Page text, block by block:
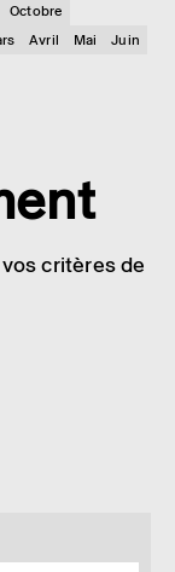
Octobre
Avril Mai
Juin
critères de